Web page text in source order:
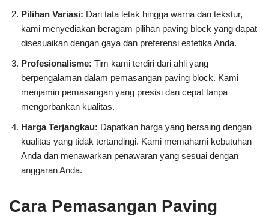
Pilihan Variasi: Dari tata letak hingga warna dan tekstur,
kami menyediakan beragam pilihan paving block yang dapat
disesuaikan dengan gaya dan preferensi estetika Anda.
Profesionalisme: Tim kami terdiri dari ahli yang
berpengalaman dalam pemasangan paving block. Kami
menjamin pemasangan yang presisi dan cepat tanpa
mengorbankan kualitas.
Harga Terjangkau: Dapatkan harga yang bersaing dengan
kualitas yang tidak tertandingi. Kami memahami kebutuhan
Anda dan menawarkan penawaran yang sesuai dengan
anggaran Anda.
Cara Pemasangan Paving